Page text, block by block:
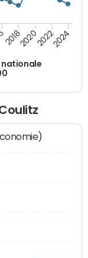
nationale
2018202020222024